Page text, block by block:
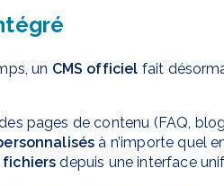
un CMS officiel fait
pages de contenu (FAQ,
à n’importe quel
depuis une interface